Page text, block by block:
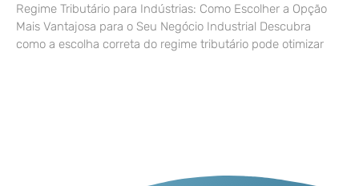
Regime Tributário para Indústrias: Como Escolher a Opção
Mais Vantajosa para o Seu Negócio Industrial Descubra
como a escolha correta do regime tributário pode otimizar